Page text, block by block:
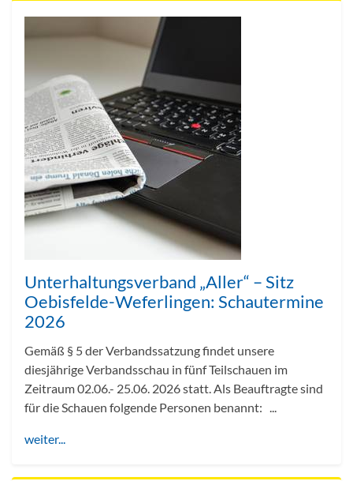
Unterhaltungsverband „Aller“ – Sitz
Oebisfelde-Weferlingen: Schautermine
2026
Gemäß § 5 der Verbandssatzung findet unsere
diesjährige Verbandsschau in fünf Teilschauen im
Zeitraum 02.06.- 25.06. 2026 statt. Als Beauftragte sind
für die Schauen folgende Personen benannt: ...
weiter...